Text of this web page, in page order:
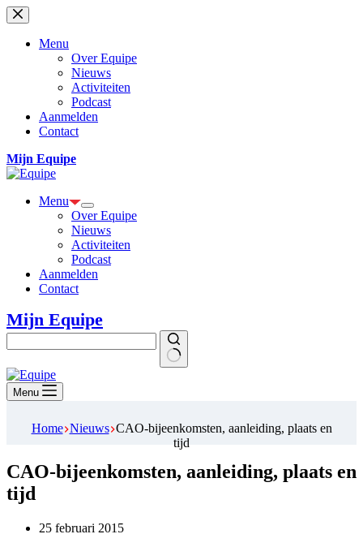
Ga
naar
Menu
Over Equipe
Nieuws
Activiteiten
Podcast
Aanmelden
Contact
Mijn Equipe
Menu
Over Equipe
Nieuws
Activiteiten
Podcast
Aanmelden
Contact
Mijn Equipe
Geen
resultaten
Menu
Home Nieuws CAO-bijeenkomsten, aanleiding, plaats en
tijd
CAO-bijeenkomsten, aanleiding, plaats en
tijd
25 februari 2015